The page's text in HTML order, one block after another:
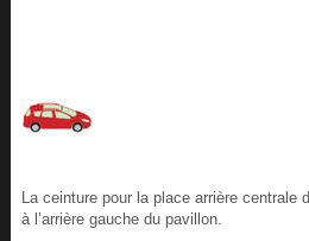
La ceinture pour la place arrière centrale
à l’arrière gauche du pavillon.